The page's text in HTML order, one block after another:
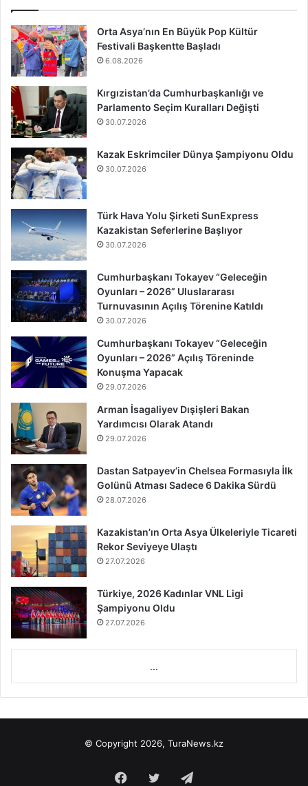
Orta Asya’nın En Büyük Pop Kültür
Festivali Başkentte Başladı
6.08.2026
Kırgızistan’da Cumhurbaşkanlığı ve
Parlamento Seçim Kuralları Değişti
30.07.2026
Kazak Eskrimciler Dünya Şampiyonu Oldu
30.07.2026
Türk Hava Yolu Şirketi SunExpress
Kazakistan Seferlerine Başlıyor
30.07.2026
Cumhurbaşkanı Tokayev “Geleceğin
Oyunları – 2026” Uluslararası
Turnuvasının Açılış Törenine Katıldı
30.07.2026
Cumhurbaşkanı Tokayev “Geleceğin
Oyunları – 2026” Açılış Töreninde
Konuşma Yapacak
29.07.2026
Arman İsagaliyev Dışişleri Bakan
Yardımcısı Olarak Atandı
29.07.2026
Dastan Satpayev’in Chelsea Formasıyla İlk
Golünü Atması Sadece 6 Dakika Sürdü
28.07.2026
Kazakistan’ın Orta Asya Ülkeleriyle Ticareti
Rekor Seviyeye Ulaştı
27.07.2026
Türkiye, 2026 Kadınlar VNL Ligi
Şampiyonu Oldu
27.07.2026
...
© Copyright 2026, TuraNews.kz
Facebook
Twitter